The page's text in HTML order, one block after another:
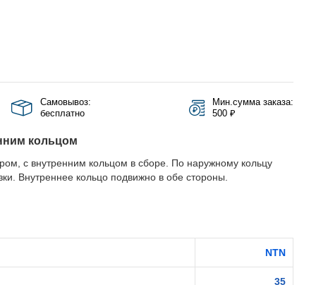
Самовывоз:
бесплатно
Мин.сумма заказа:
500 ₽
кольцом
с внутренним кольцом в сборе. По наружному кольцу
Внутреннее кольцо подвижно в обе стороны.
NTN
35